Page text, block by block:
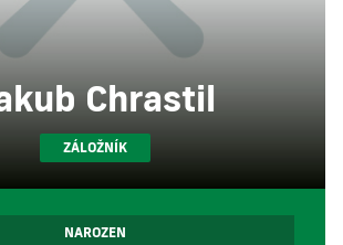
Chrastil
ZÁLOŽNÍK
NAROZEN